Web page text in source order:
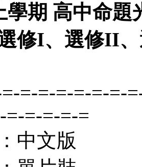
學期 高中命
修I、選修II
=-=-=-=-=-=-
=-=-=-=-=
中文版